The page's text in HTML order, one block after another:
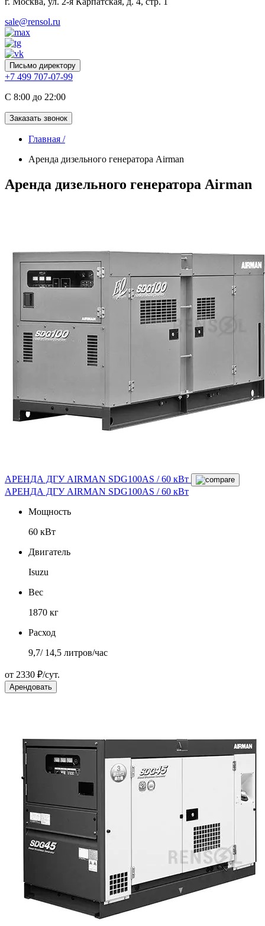
sale@rensol.ru
Письмо директору
+7 499 707-07-99
C 8:00 до 22:00
Заказать звонок
Главная /
Аренда дизельного генератора Airman
Аренда дизельного генератора Airman
АРЕНДА ДГУ AIRMAN SDG100AS / 60 кВт
АРЕНДА ДГУ AIRMAN SDG100AS / 60 кВт
Мощность
60 кВт
Двигатель
Isuzu
Вес
1870 кг
Расход
9,7/ 14,5 литров/час
от 2330 ₽/сут.
Арендовать